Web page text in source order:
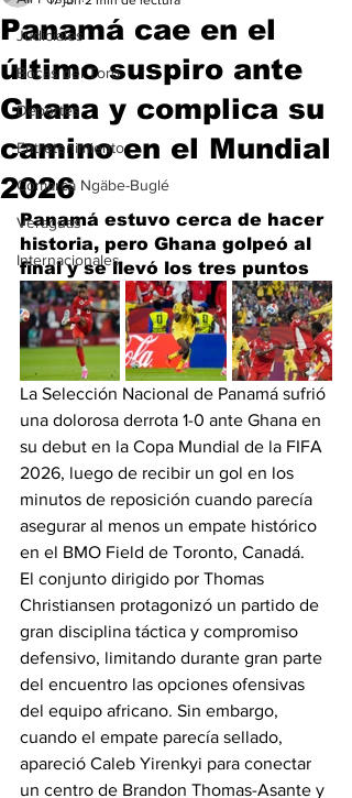
Judiciales
Bocas del Toro
Deportes
Entretenimiento
Comarca Ngäbe-Buglé
Veraguas
Internacionales
Panamá cae en el
último suspiro ante
Ghana y complica su
camino en el Mundial
2026
Panamá estuvo cerca de hacer
historia, pero Ghana golpeó al
final y se llevó los tres puntos
La Selección Nacional de Panamá sufrió
una dolorosa derrota 1-0 ante Ghana en
su debut en la Copa Mundial de la FIFA
2026, luego de recibir un gol en los
minutos de reposición cuando parecía
asegurar al menos un empate histórico
en el BMO Field de Toronto, Canadá.
El conjunto dirigido por Thomas
Christiansen protagonizó un partido de
gran disciplina táctica y compromiso
defensivo, limitando durante gran parte
del encuentro las opciones ofensivas
del equipo africano. Sin embargo,
cuando el empate parecía sellado,
apareció Caleb Yirenkyi para conectar
un centro de Brandon Thomas-Asante y